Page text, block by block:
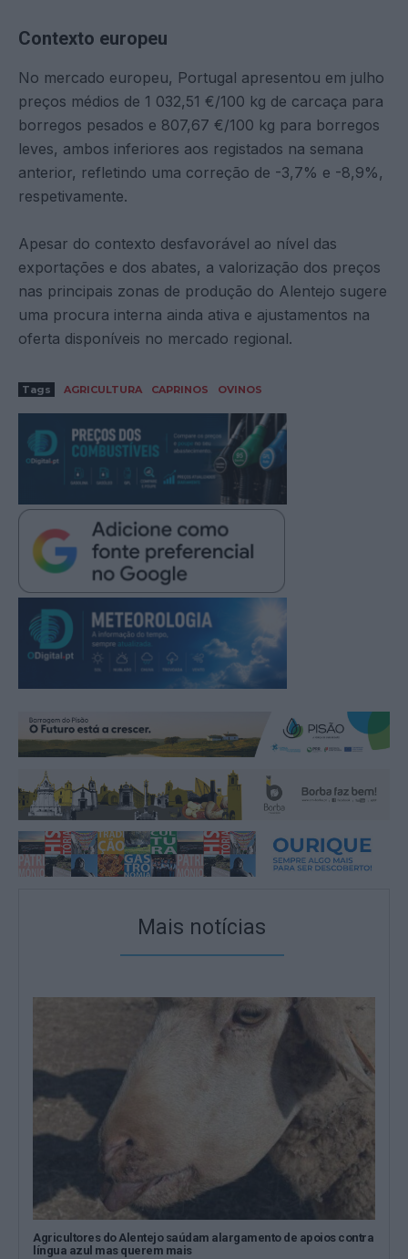
Contexto europeu
No mercado europeu, Portugal apresentou em julho
preços médios de 1 032,51 €/100 kg de carcaça para
borregos pesados e 807,67 €/100 kg para borregos
leves, ambos inferiores aos registados na semana
anterior, refletindo uma correção de -3,7% e -8,9%,
respetivamente.
Apesar do contexto desfavorável ao nível das
exportações e dos abates, a valorização dos preços
nas principais zonas de produção do Alentejo sugere
uma procura interna ainda ativa e ajustamentos na
oferta disponíveis no mercado regional.
Tags AGRICULTURA CAPRINOS OVINOS
Mais notícias
Agricultores do Alentejo saúdam alargamento de apoios contra
língua azul mas querem mais